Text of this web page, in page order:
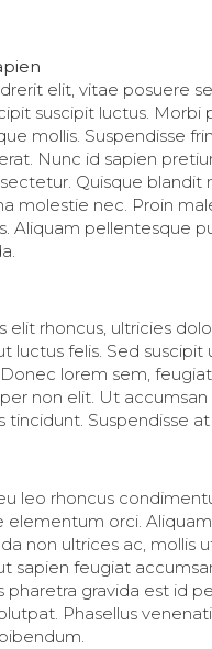
elit, vitae posuere
suscipit luctus. Morbi
mollis. Suspendisse
Nunc id sapien
Quisque blandit
molestie nec. Proin
Aliquam pellentesque
elit rhoncus, ultricies
luctus felis. Sed suscipit
lorem sem,
non elit. Ut accumsan
tincidunt. Suspendisse at
leo rhoncus
elementum orci.
non ultrices ac, mollis
sapien feugiat
pharetra gravida est id
Phasellus